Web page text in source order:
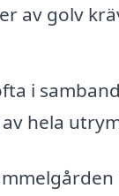
av golv
i
hela